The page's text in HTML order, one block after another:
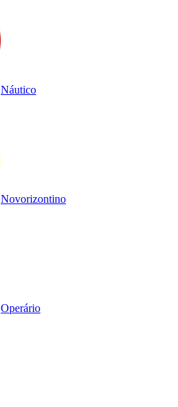
Náutico
Novorizontino
Operário